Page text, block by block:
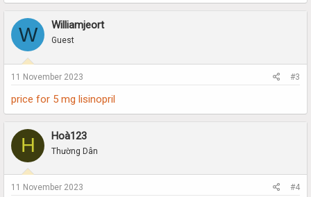
W Williamjeort
Guest
11 November 2023 #3
price for 5 mg lisinopril
H Hoà123
Thường Dân
11 November 2023 #4